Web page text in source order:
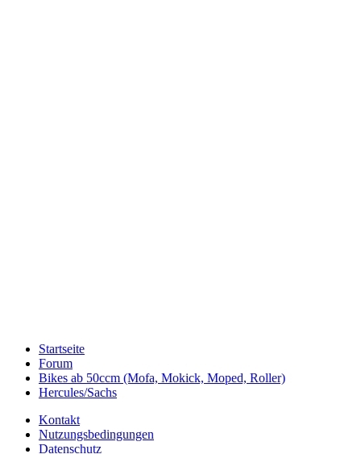
Startseite
Forum
Bikes ab 50ccm (Mofa, Mokick, Moped, Roller)
Hercules/Sachs
Kontakt
Nutzungsbedingungen
Datenschutz